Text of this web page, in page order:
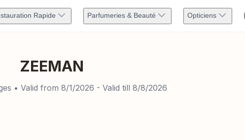
Rapide Parfumeries & Beauté Opticiens
ZEEMAN
• Valid from 8/1/2026 - Valid till 8/8/2026